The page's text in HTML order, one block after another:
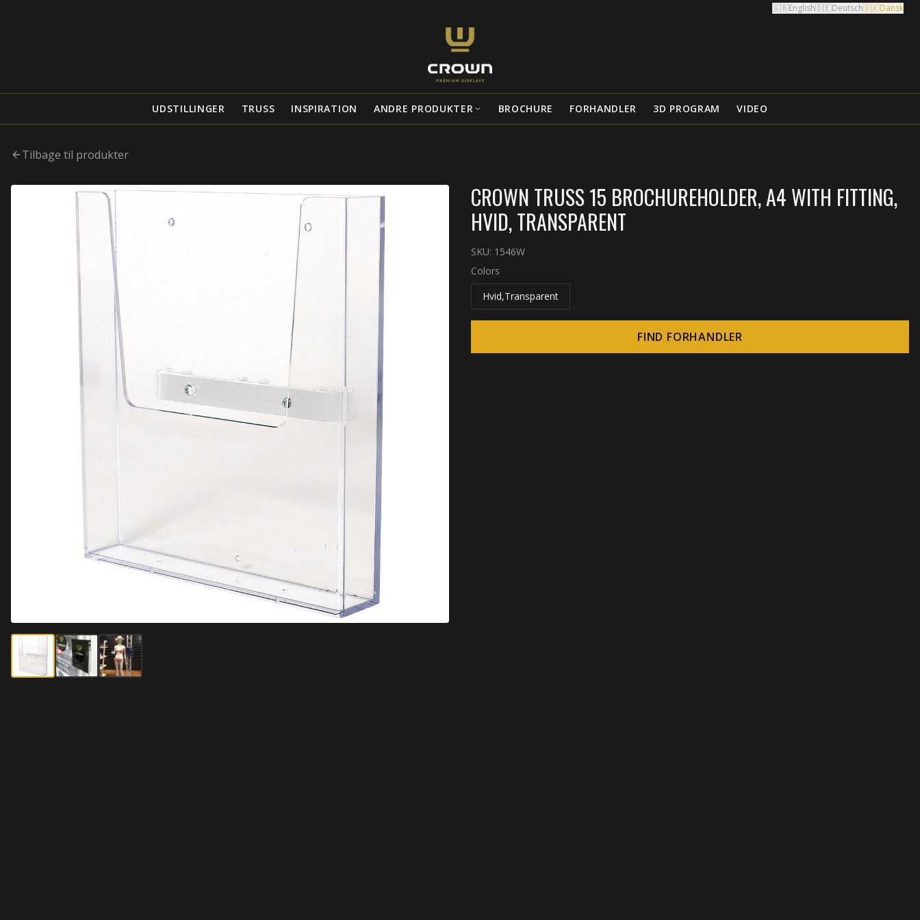
🇬🇧English🇩🇪Deutsch🇩🇰Dansk
UDSTILLINGER TRUSS INSPIRATION ANDRE PRODUKTER BROCHURE FORHANDLER 3D PROGRAM VIDEO
Tilbage til produkter
CROWN TRUSS 15 BROCHUREHOLDER, A4 WITH FITTING,
HVID, TRANSPARENT
SKU: 1546W
Colors
Hvid,Transparent
FIND FORHANDLER